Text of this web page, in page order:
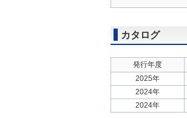
カタログ
発行年度
2025年
2024年
2024年